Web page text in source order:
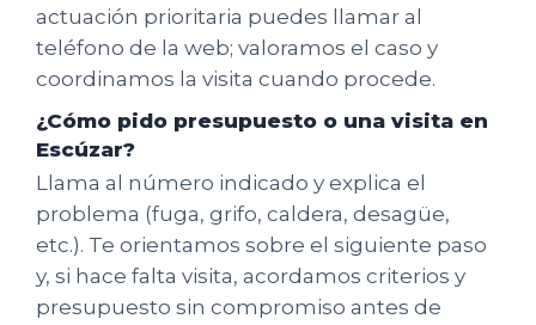
actuación prioritaria puedes llamar al
teléfono de la web; valoramos el caso y
coordinamos la visita cuando procede.
¿Cómo pido presupuesto o una visita en
Escúzar?
Llama al número indicado y explica el
problema (fuga, grifo, caldera, desagüe,
etc.). Te orientamos sobre el siguiente paso
y, si hace falta visita, acordamos criterios y
presupuesto sin compromiso antes de